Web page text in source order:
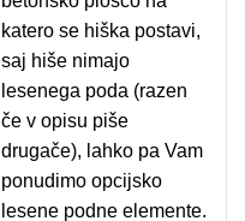
katero se hiška postavi,
saj hiše nimajo
lesenega poda (razen
če v opisu piše
drugače), lahko pa Vam
ponudimo opcijsko
lesene podne elemente.